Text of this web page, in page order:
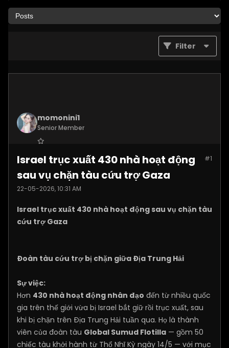
Filter
momonini1
Senior Member
Posts:5395 #1
Israel trục xuất 430 nhà hoạt động
sau vụ chặn tàu cứu trợ Gaza
22-05-2026, 10:31 AM
Israel trục xuất 430 nhà hoạt động sau vụ chặn tàu
cứu trợ Gaza
Đoàn tàu cứu trợ bị chặn giữa Địa Trung Hải
Sự việc:
Hơn 430 nhà hoạt động nhân đạo đến từ nhiều quốc
gia trên thế giới vừa bị Israel bắt giữ rồi trục xuất, sau
khi bị chặn trên Địa Trung Hải tuần qua. Họ là thành
viên của đoàn tàu Global Sumud Flotilla — gồm 50
chiếc tàu khởi hành từ Thổ Nhĩ Kỳ ngày 14/5 — với mục